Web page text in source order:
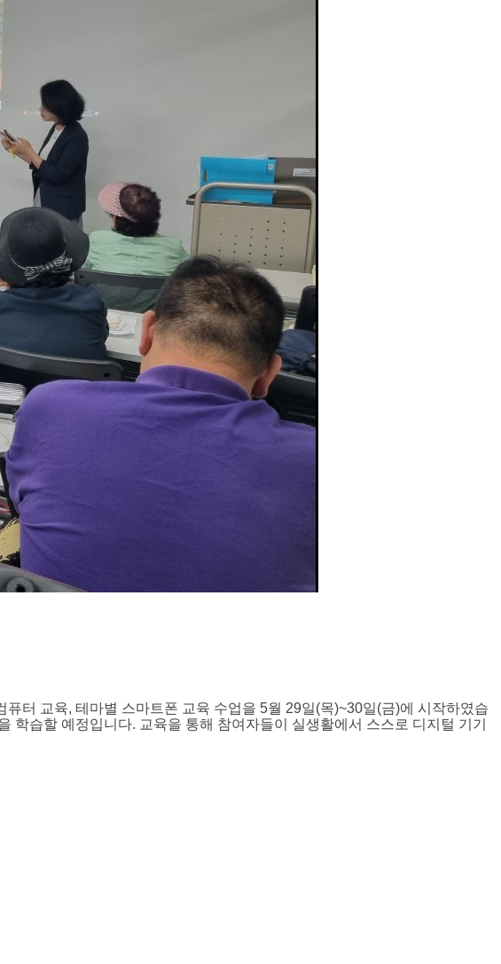
터 교육, 테마별 스마트폰 교육 수업을 5월 29일(목)~30일(금)에 시작하였습
습할 예정입니다. 교육을 통해 참여자들이 실생활에서 스스로 디지털 기기